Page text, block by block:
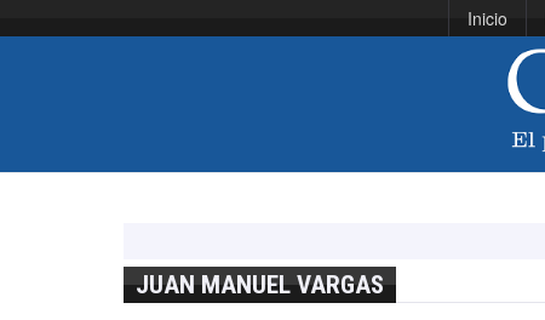
Inicio
JUAN MANUEL VARGAS